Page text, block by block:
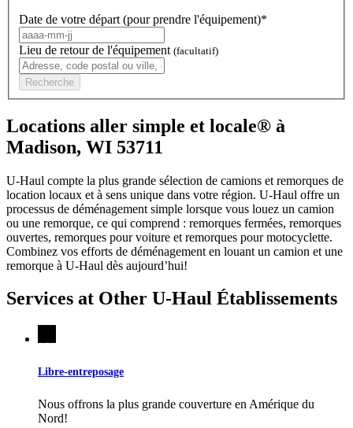
Date de votre départ (pour prendre l'équipement)*
Lieu de retour de l'équipement (facultatif)
Recherche
Locations aller simple et locale® à
Madison, WI 53711
U-Haul compte la plus grande sélection de camions et remorques de
location locaux et à sens unique dans votre région. U-Haul offre un
processus de déménagement simple lorsque vous louez un camion
ou une remorque, ce qui comprend : remorques fermées, remorques
ouvertes, remorques pour voiture et remorques pour motocyclette.
Combinez vos efforts de déménagement en louant un camion et une
remorque à U-Haul dès aujourd’hui!
Services at Other U-Haul Établissements
Libre-entreposage
Nous offrons la plus grande couverture en Amérique du
Nord!